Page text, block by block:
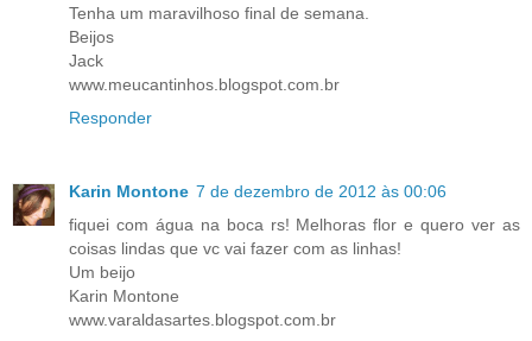
Tenha um maravilhoso final de semana.
Beijos
Jack
www.meucantinhos.blogspot.com.br
Responder
Karin Montone 7 de dezembro de 2012 às 00:06
fiquei com água na boca rs! Melhoras flor e quero ver as
coisas lindas que vc vai fazer com as linhas!
Um beijo
Karin Montone
www.varaldasartes.blogspot.com.br